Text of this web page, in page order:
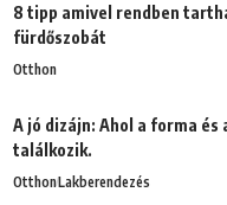
8 tipp amivel rendben
fürdőszobát
Otthon
A jó dizájn: Ahol a forma és
találkozik.
OtthonLakberendezés